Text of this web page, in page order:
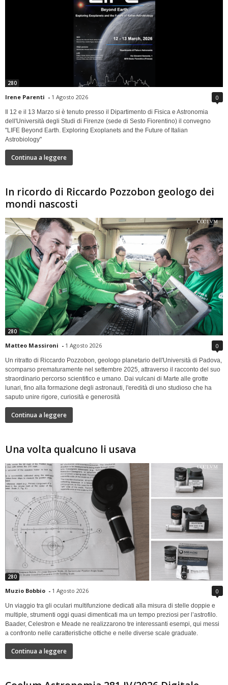
280
Irene Parenti - 1 Agosto 2026 0
Il 12 e il 13 Marzo si è tenuto presso il Dipartimento di Fisica e Astronomia
dell'Università degli Studi di Firenze (sede di Sesto Fiorentino) il convegno
"LIFE Beyond Earth. Exploring Exoplanets and the Future of Italian
Astrobiology"
Continua a leggere
In ricordo di Riccardo Pozzobon geologo dei
mondi nascosti
280
Matteo Massironi - 1 Agosto 2026 0
Un ritratto di Riccardo Pozzobon, geologo planetario dell'Università di Padova,
scomparso prematuramente nel settembre 2025, attraverso il racconto del suo
straordinario percorso scientifico e umano. Dai vulcani di Marte alle grotte
lunari, fino alla formazione degli astronauti, l'eredità di uno studioso che ha
saputo unire rigore, curiosità e generosità
Continua a leggere
Una volta qualcuno li usava
280
Muzio Bobbio - 1 Agosto 2026 0
Un viaggio tra gli oculari multifunzione dedicati alla misura di stelle doppie e
multiple, strumenti oggi quasi dimenticati ma un tempo preziosi per l’astrofilo.
Baader, Celestron e Meade ne realizzarono tre interessanti esempi, qui messi
a confronto nelle caratteristiche ottiche e nelle diverse scale graduate.
Continua a leggere